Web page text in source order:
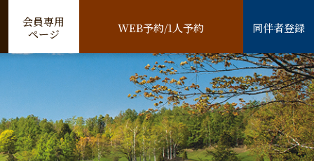
会員専用
ページ
WEB予約/1人予約 同伴者登録